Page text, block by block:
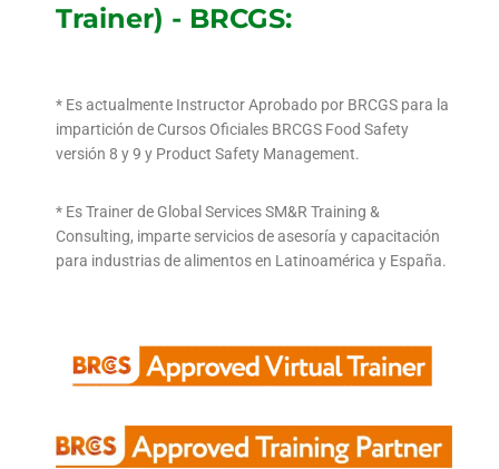
Trainer) - BRCGS:
* Es actualmente Instructor Aprobado por BRCGS para la
impartición de Cursos Oficiales BRCGS Food Safety
versión 8 y 9 y Product Safety Management.
* Es Trainer de Global Services SM&R Training &
Consulting, imparte servicios de asesoría y capacitación
para industrias de alimentos en Latinoamérica y España.